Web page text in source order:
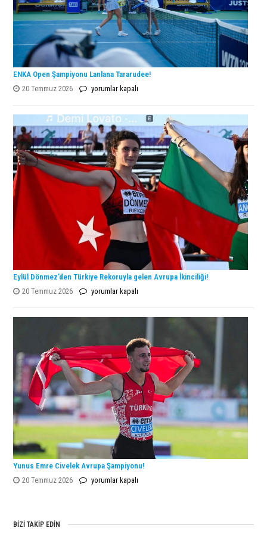
ENKA Open Şampiyonu Lanlana Tararudee!
20 Temmuz 2026
ENKA
Şampiyonu
Lanlana
Tararudee!
için
yorumlar kapalı
Eylül Dönmez’den Türkiye Rekoruyla gelen Avrupa İkinciliği!
20 Temmuz 2026
Eylül
Türkiye
gelen
Avrupa
İkinciliği!
yorumlar kapalı
Yunus Emre Civelek Avrupa Şampiyonu!
20 Temmuz 2026
Yunus
yorumlar kapalı
BIZI TAKIP EDIN